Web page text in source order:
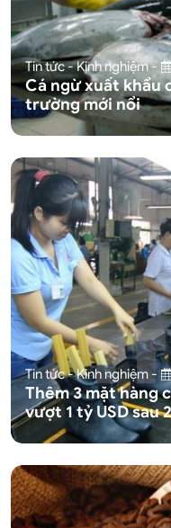
Tin tức - Kinh nghiệm-
Cá ngừ xuất khẩu
trường mới nổi
Tin tức - Kinh nghiệm-
Thêm 3 mặt hàng
vượt 1 tỷ USD sau